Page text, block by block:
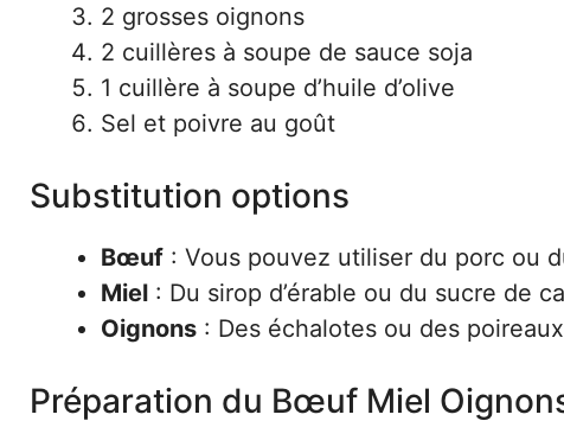
2 grosses oignons
2 cuillères à soupe de sauce soja
1 cuillère à soupe d’huile d’olive
Sel et poivre au goût
Substitution options
Bœuf : Vous pouvez utiliser du porc ou
Miel : Du sirop d’érable ou du sucre de
Oignons : Des échalotes ou des
Préparation du Bœuf Miel